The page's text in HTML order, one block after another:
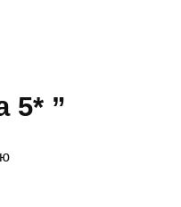
5* ”